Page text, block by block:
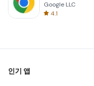
Google LLC
4.1
인기 앱